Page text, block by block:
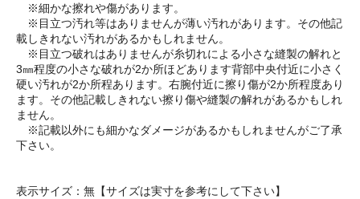
※細かな擦れや傷があります。
※目立つ汚れ等はありませんが薄い汚れがあります。その他記
載しきれない汚れがあるかもしれません。
※目立つ破れはありませんが糸切れによる小さな縫製の解れと
3㎜程度の小さな破れが2か所ほどあります背部中央付近に小さく
硬い汚れが2か所程あります。右腕付近に擦り傷が2か所程度あり
ます。その他記載しきれない擦り傷や縫製の解れがあるかもしれ
ません。
※記載以外にも細かなダメージがあるかもしれませんがご了承
下さい。
表示サイズ：無【サイズは実寸を参考にして下さい】